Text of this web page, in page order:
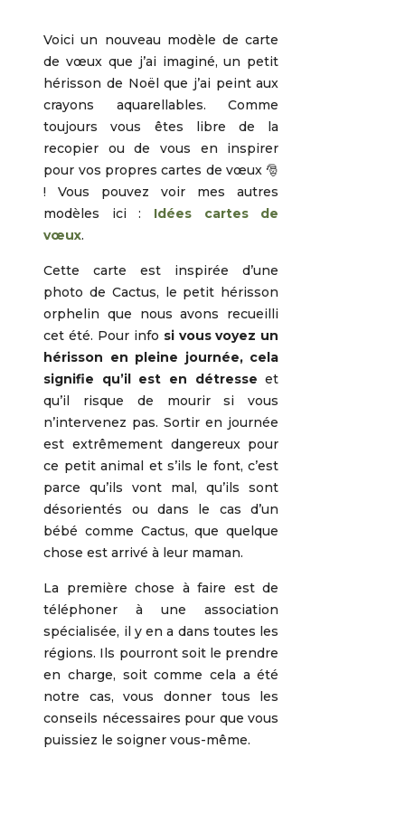
Voici un nouveau modèle de carte
de vœux que j’ai imaginé, un petit
hérisson de Noël que j’ai peint aux
crayons aquarellables. Comme
toujours vous êtes libre de la
recopier ou de vous en inspirer
pour vos propres cartes de vœux 🎅
! Vous pouvez voir mes autres
modèles ici : Idées cartes de
vœux.
Cette carte est inspirée d’une
photo de Cactus, le petit hérisson
orphelin que nous avons recueilli
cet été. Pour info si vous voyez un
hérisson en pleine journée, cela
signifie qu’il est en détresse et
qu’il risque de mourir si vous
n’intervenez pas. Sortir en journée
est extrêmement dangereux pour
ce petit animal et s’ils le font, c’est
parce qu’ils vont mal, qu’ils sont
désorientés ou dans le cas d’un
bébé comme Cactus, que quelque
chose est arrivé à leur maman.
La première chose à faire est de
téléphoner à une association
spécialisée, il y en a dans toutes les
régions. Ils pourront soit le prendre
en charge, soit comme cela a été
notre cas, vous donner tous les
conseils nécessaires pour que vous
puissiez le soigner vous-même.